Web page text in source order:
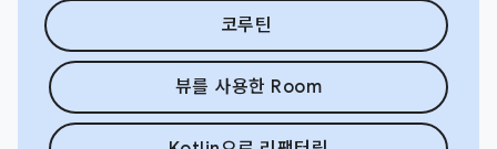
코루틴
뷰를 사용한 Room